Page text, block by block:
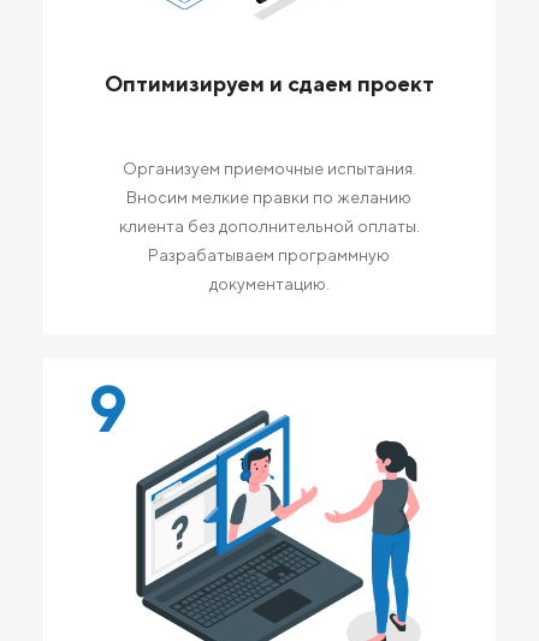
Оптимизируем и сдаем проект
Организуем приемочные испытания.
Вносим мелкие правки по желанию
клиента без дополнительной оплаты.
Разрабатываем программную
документацию.
9